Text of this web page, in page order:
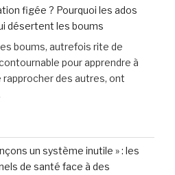
»
figée ? Pourquoi les ados
désertent les boums
boums, autrefois rite de
pour apprendre à
des autres, ont
un système inutile » : les
de santé face à des